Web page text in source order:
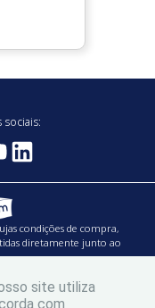
condições de compra,
diretamente junto ao
0001-55 | Inscrição
site utiliza
com